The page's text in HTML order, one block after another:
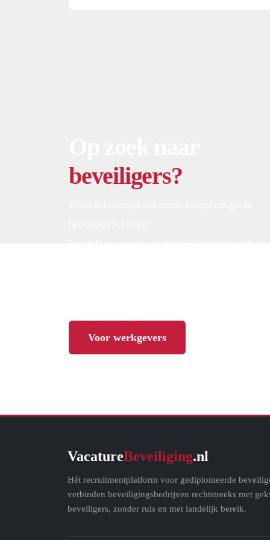
beveiligers?
Voor werkgevers
VacatureBeveiliging.nl
Hét recruitmentplatform voor gediplomeerde
verbinden beveiligingsbedrijven rechtstreeks met
beveiligers, zonder ruis en met landelijk bereik.